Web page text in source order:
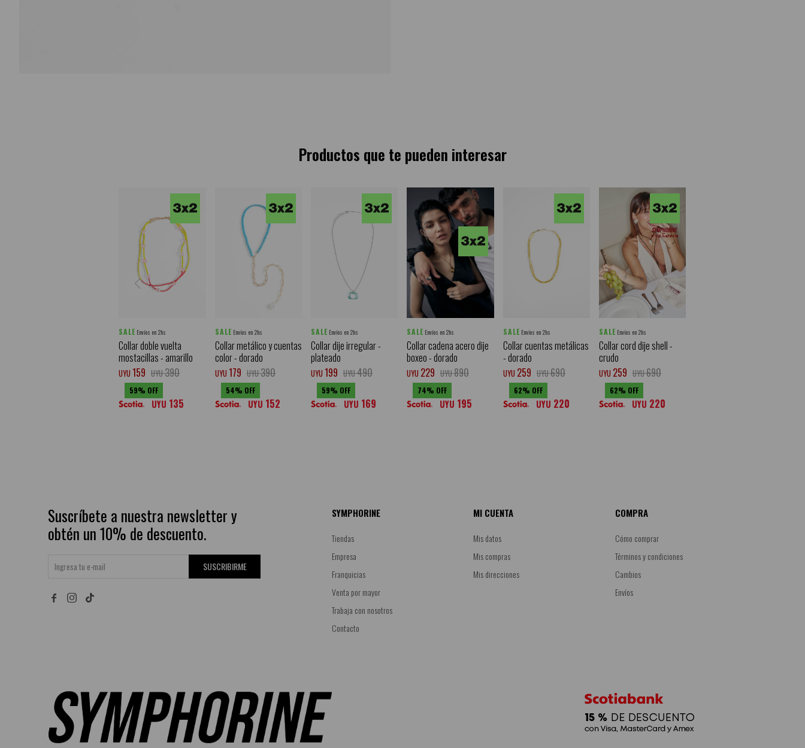
Productos que te pueden interesar
SALE Envíos en 2hs
Collar doble vuelta
mostacillas - amarillo
UYU 159 UYU390
59
UYU 135
SALE Envíos en 2hs
Collar metálico y cuentas
color - dorado
UYU 179 UYU390
54
UYU 152
SALE Envíos en 2hs
Collar dije irregular -
plateado
UYU 199 UYU490
59
UYU 169
SALE Envíos en 2hs
Collar cadena acero dije
boxeo - dorado
UYU 229 UYU890
74
UYU 195
SALE Envíos en 2hs
Collar cuentas metálicas
- dorado
UYU 259 UYU690
62
UYU 220
SALE Envíos en 2hs
Collar cord dije shell -
crudo
UYU 259 UYU690
62
UYU 220
Suscríbete a nuestra newsletter y
obtén un 10% de descuento.
SUSCRIBIRME
 
SYMPHORINE
Tiendas
Empresa
Franquicias
Venta por mayor
Trabaja con nosotros
Contacto
MI CUENTA
Mis datos
Mis compras
Mis direcciones
COMPRA
Cómo comprar
Términos y condiciones
Cambios
Envíos